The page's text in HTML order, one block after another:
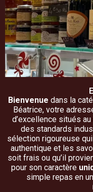
Bienvenue dans la
Béatrice, votre
d’excellence situés
des standards
sélection rigoureuse
authentique et les
soit frais ou qu’il
pour son caractère
simple repas en